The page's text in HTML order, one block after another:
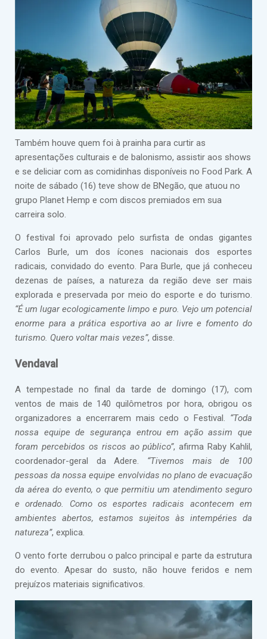
Também houve quem foi à prainha para curtir as
apresentações culturais e de balonismo, assistir aos shows
e se deliciar com as comidinhas disponíveis no Food Park. A
noite de sábado (16) teve show de BNegão, que atuou no
grupo Planet Hemp e com discos premiados em sua
carreira solo.
O festival foi aprovado pelo surfista de ondas gigantes
Carlos Burle, um dos ícones nacionais dos esportes
radicais, convidado do evento. Para Burle, que já conheceu
dezenas de países, a natureza da região deve ser mais
explorada e preservada por meio do esporte e do turismo.
“É um lugar ecologicamente limpo e puro. Vejo um potencial
enorme para a prática esportiva ao ar livre e fomento do
turismo. Quero voltar mais vezes”, disse.
Vendaval
A tempestade no final da tarde de domingo (17), com
ventos de mais de 140 quilômetros por hora, obrigou os
organizadores a encerrarem mais cedo o Festival. “Toda
nossa equipe de segurança entrou em ação assim que
foram percebidos os riscos ao público”, afirma Raby Kahlil,
coordenador-geral da Adere. “Tivemos mais de 100
pessoas da nossa equipe envolvidas no plano de evacuação
da aérea do evento, o que permitiu um atendimento seguro
e ordenado. Como os esportes radicais acontecem em
ambientes abertos, estamos sujeitos às intempéries da
natureza”, explica.
O vento forte derrubou o palco principal e parte da estrutura
do evento. Apesar do susto, não houve feridos e nem
prejuízos materiais significativos.